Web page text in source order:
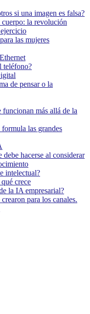
si una imagen es falsa?
cuerpo: la revolución
las mujeres
teléfono?
de pensar o la
más allá de la
las grandes
hacerse al considerar
intelectual?
crece
la IA empresarial?
para los canales.